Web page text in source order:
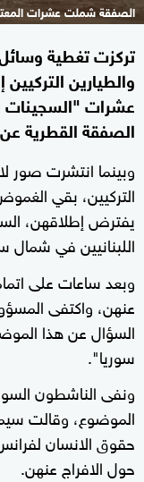
الصفقة شملت عشرات
تركزت تغطية
والطيارين
عشرات
الصفقة القطرية
وبينما انتشرت صور
التركيين، بقي
يفترض إطلاقهن،
اللبنانيين في شمال
وبعد ساعات على
عنهن، واكتفى
السؤال عن هذا
سوريا".
ونفى الناشطون
الموضوع، وقالت
حقوق الانسان
حول الافراج عنهن.